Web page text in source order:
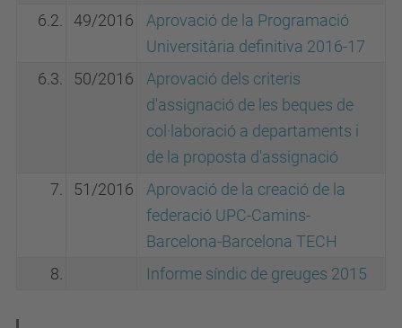
6.2.
49/2016
Aprovació de la Programació
Universitària definitiva 2016-17
6.3.
50/2016
Aprovació dels criteris
d'assignació de les beques de
col·laboració a departaments i
de la proposta d'assignació
7.
51/2016
Aprovació de la creació de la
federació UPC-Camins-
Barcelona-Barcelona TECH
8.
Informe síndic de greuges 2015